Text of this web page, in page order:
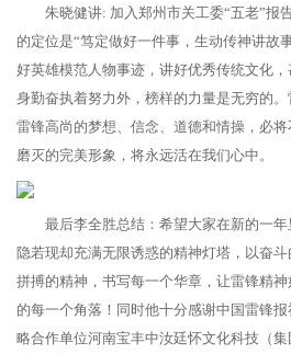
朱晓健讲: 加入郑州市关工委“五老”报
的定位是“笃定做好一件事，生动传神讲故
好英雄模范人物事迹，讲好优秀传统文化
身勤奋执着努力外，榜样的力量是无穷的。
雷锋高尚的梦想、信念、道德和情操，必
磨灭的完美形象，将永远活在我们心中。
最后李全胜总结：希望大家在新的一
隐若现却充满无限诱惑的精神灯塔，以奋
拼搏的精神，书写每一个华章，让雷锋精
的每一个角落！同时他十分感谢中国雷锋
略合作单位河南宝丰中汝廷怀文化科技（